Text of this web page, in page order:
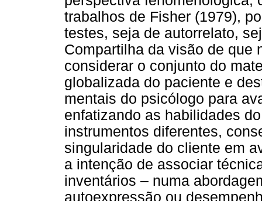
trabalhos de Fisher (1979),
testes, seja de autorrelato,
Compartilha da visão de que
considerar o conjunto do
globalizada do paciente e
mentais do psicólogo para
enfatizando as habilidades
instrumentos diferentes,
singularidade do cliente em
a intenção de associar
inventários – numa
autoexpressão ou